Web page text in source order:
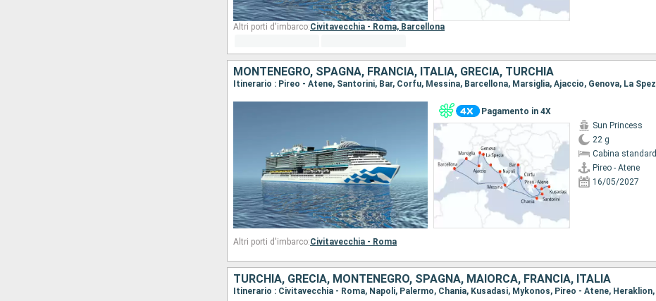
Altri porti d'imbarco:Civitavecchia - Roma, Barcellona
MONTENEGRO, SPAGNA, FRANCIA, ITALIA, GRECIA, TURCHIA
Pagamento in 4X
Sun Princess
22 g
Cabina standard
Pireo - Atene
16/05/2027
Altri porti d'imbarco:Civitavecchia - Roma
TURCHIA, GRECIA, MONTENEGRO, SPAGNA, MAIORCA, FRANCIA, ITALIA